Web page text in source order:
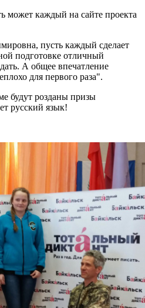
может каждый на сайте проекта
пусть каждый сделает
подготовке отличный
А общее впечатление
для первого раза".
будут розданы призы
русский язык!